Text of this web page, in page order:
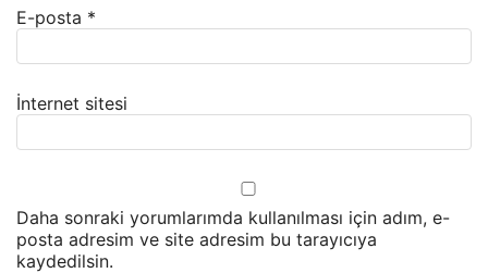
E-posta *
İnternet sitesi
Daha sonraki yorumlarımda kullanılması için adım, e-
posta adresim ve site adresim bu tarayıcıya
kaydedilsin.